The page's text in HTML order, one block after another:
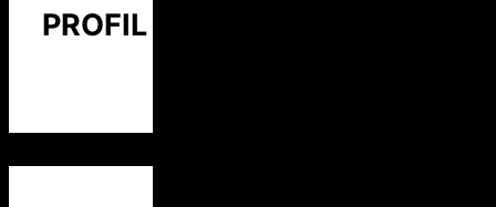
PROFIL